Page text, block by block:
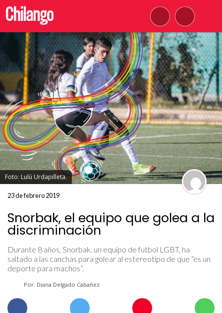
Foto: Lulú Urdapilleta.
23 de febrero 2019
Snorbak, el equipo que golea a la
discriminación
Durante 8 años, Snorbak, un equipo de futbol LGBT, ha
saltado a las canchas para golear al estereotipo de que “es un
deporte para machos”.
Por: Diana Delgado Cabañez